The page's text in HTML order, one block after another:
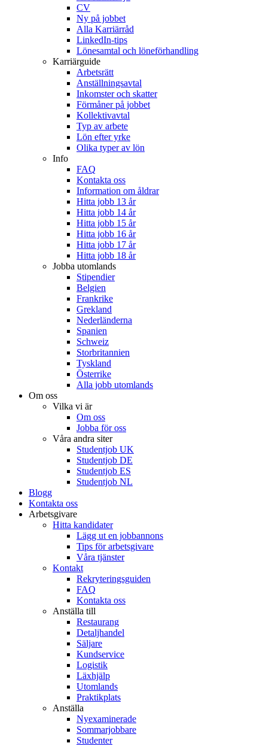
CV
Ny på jobbet
Alla Karriärråd
LinkedIn-tips
Lönesamtal och löneförhandling
Karriärguide
Arbetsrätt
Anställningsavtal
Inkomster och skatter
Förmåner på jobbet
Kollektivavtal
Typ av arbete
Lön efter yrke
Olika typer av lön
Info
FAQ
Kontakta oss
Information om åldrar
Hitta jobb 13 år
Hitta jobb 14 år
Hitta jobb 15 år
Hitta jobb 16 år
Hitta jobb 17 år
Hitta jobb 18 år
Jobba utomlands
Stipendier
Belgien
Frankrike
Grekland
Nederländerna
Spanien
Schweiz
Storbritannien
Tyskland
Österrike
Alla jobb utomlands
Om oss
Vilka vi är
Om oss
Jobba för oss
Våra andra siter
Studentjob UK
Studentjob DE
Studentjob ES
Studentjob NL
Blogg
Kontakta oss
Arbetsgivare
Hitta kandidater
Lägg ut en jobbannons
Tips för arbetsgivare
Våra tjänster
Kontakt
Rekryteringsguiden
FAQ
Kontakta oss
Anställa till
Restaurang
Detaljhandel
Säljare
Kundservice
Logistik
Läxhjälp
Utomlands
Praktikplats
Anställa
Nyexaminerade
Sommarjobbare
Studenter